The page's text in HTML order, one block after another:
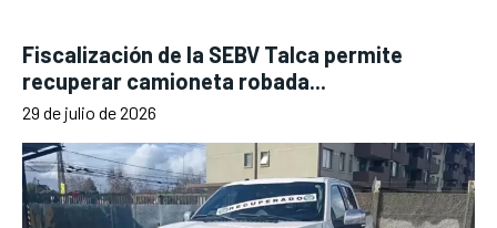
Fiscalización de la SEBV Talca permite
recuperar camioneta robada...
29 de julio de 2026